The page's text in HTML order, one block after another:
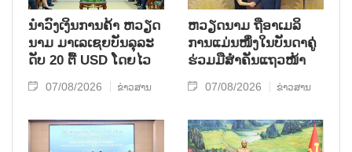
ນຳ​ວົງ​ເງິນ​ການ​ຄ້າ ຫວຽດ​
ນາມ ມາ​ເລ​ເຊຍ​ບັນ​ລຸ​ລະ​
ດັບ 20 ຕື້ USD ໂດຍ​ໄວ
07/08/2026 ຂ່າວສານ
ຫ​ວຽດ​ນາມ ຖື​ອາ​ເມ​ລິ​
ການ​ແມ່ນ​ໜຶ່ງ​ໃນ​ບັນ​ດາ​ຄູ່​
ຮ່ວມ​ມື​ສຳ​ຄັນ​ແຖວ​ໜ້າ
07/08/2026 ຂ່າວສານ